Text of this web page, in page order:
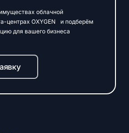
облачной
центрах OXYGEN и подберём
для вашего бизнеса